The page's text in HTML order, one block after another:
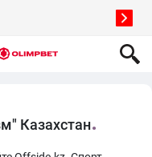
Казахстан